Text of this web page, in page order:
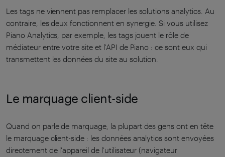
Les tags ne viennent pas remplacer les solutions analytics. Au
contraire, les deux fonctionnent en synergie. Si vous utilisez
Piano Analytics, par exemple, les tags jouent le rôle de
médiateur entre votre site et l'API de Piano : ce sont eux qui
transmettent les données du site au solution.
Le marquage client-side
Quand on parle de marquage, la plupart des gens ont en tête
le marquage client-side : les données analytics sont envoyées
directement de l'appareil de l'utilisateur (navigateur